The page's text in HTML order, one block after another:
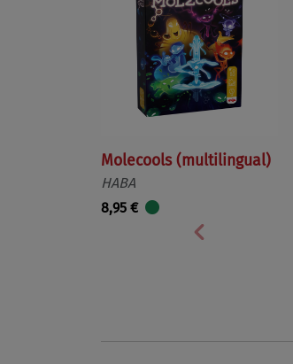
Molecools (multilingual)
HABA
8,95 €
Vorherige